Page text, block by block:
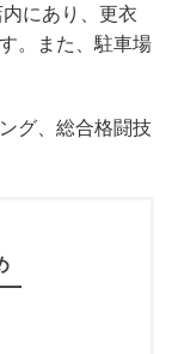
にあり、更衣
。また、駐車場
グ、総合格闘技